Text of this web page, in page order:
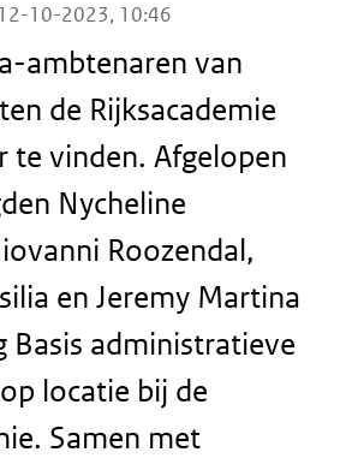
10-2023, 10:46
ambtenaren van
de Rijksacademie
te vinden. Afgelopen
Nycheline
Roozendal,
en Jeremy Martina
Basis administratieve
locatie bij de
Samen met